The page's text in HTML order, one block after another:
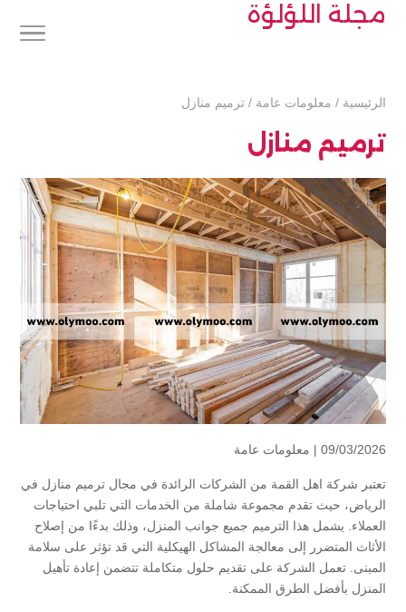
مجلة اللؤلؤة
الرئيسية / معلومات عامة / ترميم منازل
ترميم منازل
09/03/2026 | معلومات عامة
تعتبر شركة اهل القمة من الشركات الرائدة في مجال ترميم منازل في
الرياض، حيث تقدم مجموعة شاملة من الخدمات التي تلبي احتياجات
العملاء. يشمل هذا الترميم جميع جوانب المنزل، وذلك بدءًا من إصلاح
الأثاث المتضرر إلى معالجة المشاكل الهيكلية التي قد تؤثر على سلامة
المبنى. تعمل الشركة على تقديم حلول متكاملة تتضمن إعادة تأهيل
المنزل بأفضل الطرق الممكنة.